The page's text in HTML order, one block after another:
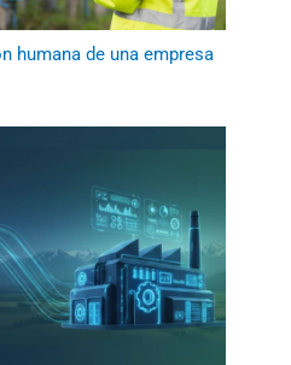
humana de una empresa